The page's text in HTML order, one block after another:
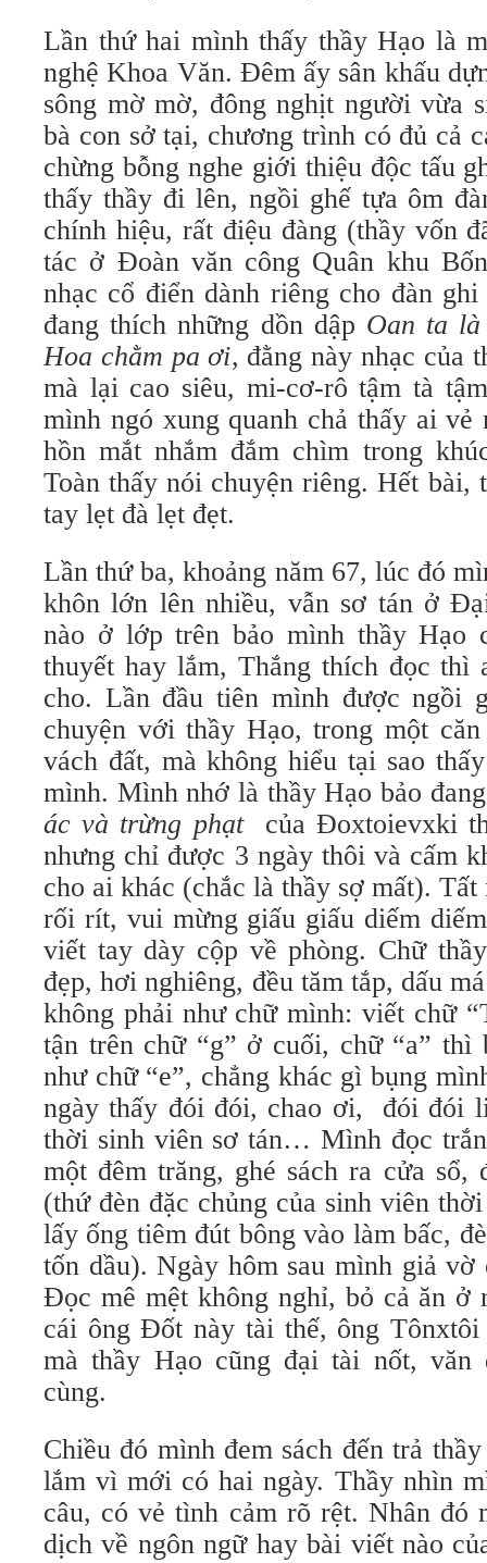
Lần thứ hai mình thấy thầy Hạo là
nghệ Khoa Văn. Đêm ấy sân khấu
sông mờ mờ, đông nghịt người vừa
bà con sở tại, chương trình có đủ cả
chừng bỗng nghe giới thiệu độc tấu
thấy thầy đi lên, ngồi ghế tựa ôm
chính hiệu, rất điệu đàng (thầy vốn
tác ở Đoàn văn công Quân khu
nhạc cổ điển dành riêng cho đàn
đang thích những dồn dập Oan ta
Hoa chằm pa ơi, đằng này nhạc của
mà lại cao siêu, mi-cơ-rô tậm tà
mình ngó xung quanh chả thấy ai vẻ
hồn mắt nhắm đắm chìm trong
Toàn thấy nói chuyện riêng. Hết bài,
tay lẹt đà lẹt đẹt.
Lần thứ ba, khoảng năm 67, lúc đó
khôn lớn lên nhiều, vẫn sơ tán ở
nào ở lớp trên bảo mình thầy Hạo
thuyết hay lắm, Thắng thích đọc thì
cho. Lần đầu tiên mình được ngồi
chuyện với thầy Hạo, trong một
vách đất, mà không hiểu tại sao
mình. Mình nhớ là thầy Hạo bảo
ác và trừng phạtcủa Đoxtoievxki
nhưng chỉ được 3 ngày thôi và cấm
cho ai khác (chắc là thầy sợ mất).
rối rít, vui mừng giấu giấu diếm
viết tay dày cộp về phòng. Chữ
đẹp, hơi nghiêng, đều tăm tắp, dấu
không phải như chữ mình: viết chữ
tận trên chữ “g” ở cuối, chữ “a” thì
như chữ “e”, chẳng khác gì bụng
ngày thấy đói đói, chao ơi, đói đói
thời sinh viên sơ tán… Mình đọc
một đêm trăng, ghé sách ra cửa sổ,
(thứ đèn đặc chủng của sinh viên
lấy ống tiêm đút bông vào làm bấc,
tốn dầu). Ngày hôm sau mình giả vờ
Đọc mê mệt không nghỉ, bỏ cả ăn ở
cái ông Đốt này tài thế, ông Tônxtôi
mà thầy Hạo cũng đại tài nốt, văn
cùng.
Chiều đó mình đem sách đến trả
lắm vì mới có hai ngày. Thầy nhìn
câu, có vẻ tình cảm rõ rệt. Nhân đó
dịch về ngôn ngữ hay bài viết nào